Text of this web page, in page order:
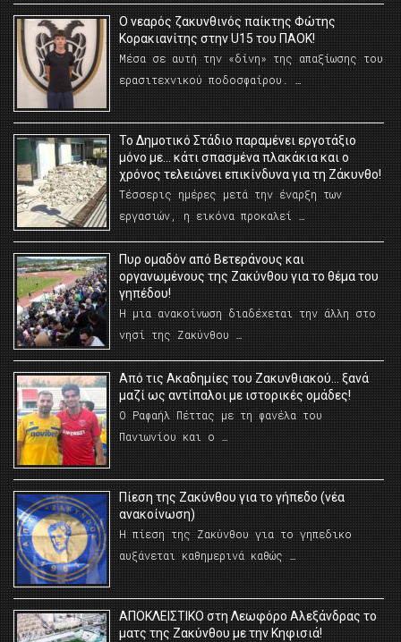
O νεαρός ζακυνθινός παίκτης Φώτης
Κορακιανίτης στην U15 του ΠΑΟΚ!
Μέσα σε αυτή την «δίνη» της απαξίωσης του
ερασιτεχνικού ποδοσφαίρου. …
Το Δημοτικό Στάδιο παραμένει εργοτάξιο
μόνο με… κάτι σπασμένα πλακάκια και ο
χρόνος τελειώνει επικίνδυνα για τη Ζάκυνθο!
Τέσσερις ημέρες μετά την έναρξη των
εργασιών, η εικόνα προκαλεί …
Πυρ ομαδόν από Βετεράνους και
οργανωμένους της Ζακύνθου για το θέμα του
γηπέδου!
Η μια ανακοίνωση διαδέχεται την άλλη στο
νησί της Ζακύνθου …
Από τις Ακαδημίες του Ζακυνθιακού… ξανά
μαζί ως αντίπαλοι με ιστορικές ομάδες!
Ο Ραφαήλ Πέττας με τη φανέλα του
Πανιωνίου και ο …
Πίεση της Ζακύνθου για το γήπεδο (νέα
ανακοίνωση)
Η πίεση της Ζακύνθου για το γηπεδικο
αυξάνεται καθημερινά καθώς …
AΠΟΚΛΕΙΣΤΙΚΟ στη Λεωφόρο Αλεξάνδρας το
ματς της Ζακύνθου με την Κηφισιά!